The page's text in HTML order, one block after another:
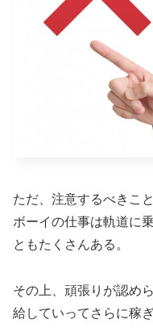
ただ、注意するべきこ
ボーイの仕事は軌道に
ともたくさんある。
その上、頑張りが認め
給していってさらに稼